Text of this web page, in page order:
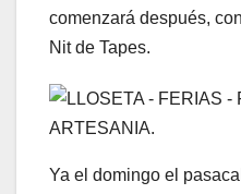
comenzará después,
Nit de Tapes.
Ya el domingo el